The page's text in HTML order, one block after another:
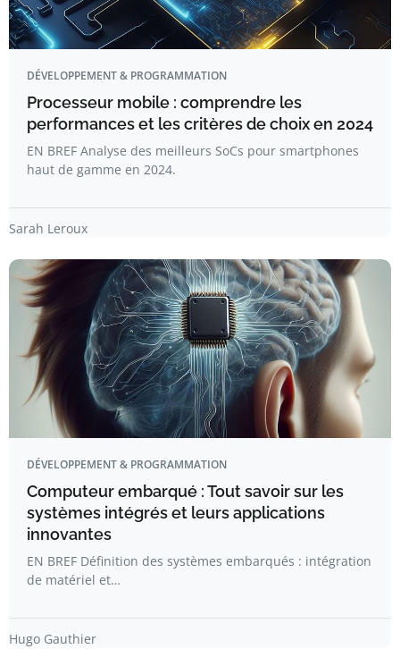
DÉVELOPPEMENT & PROGRAMMATION
Processeur mobile : comprendre les
performances et les critères de choix en 2024
EN BREF Analyse des meilleurs SoCs pour smartphones
haut de gamme en 2024.
Sarah Leroux
DÉVELOPPEMENT & PROGRAMMATION
Computeur embarqué : Tout savoir sur les
systèmes intégrés et leurs applications
innovantes
EN BREF Définition des systèmes embarqués : intégration
de matériel et…
Hugo Gauthier